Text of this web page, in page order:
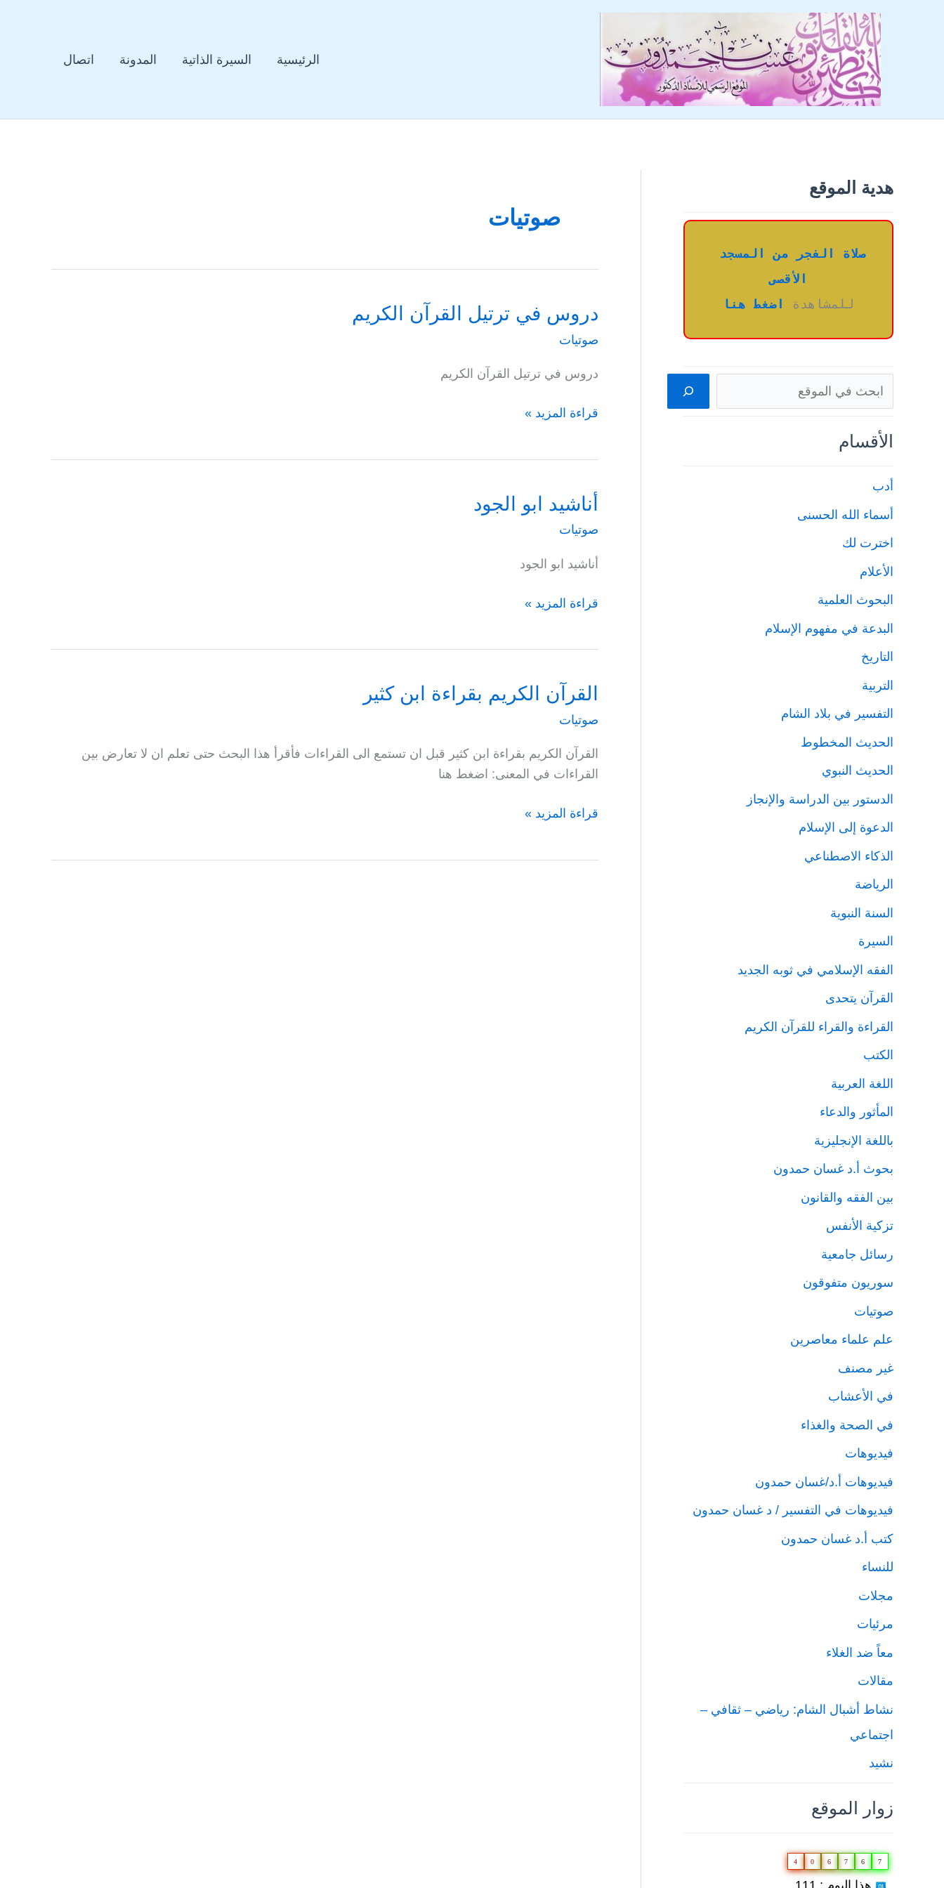
الرئيسية السيرة الذاتية المدونة اتصال
هدية الموقع
الأقصى
للمشاهدة
اضغط هنا
البحث
الأقسام
أدب
أسماء الله الحسنى
اخترت لك
الأعلام
البحوث العلمية
البدعة في مفهوم الإسلام
التاريخ
التربية
التفسير في بلاد الشام
الحديث المخطوط
الحديث النبوي
الدستور بين الدراسة والإنجاز
الدعوة إلى الإسلام
الذكاء الاصطناعي
الرياضة
السنة النبوية
السيرة
الفقه الإسلامي في ثوبه الجديد
القرآن يتحدى
القراءة والقراء للقرآن الكريم
الكتب
اللغة العربية
المأثور والدعاء
باللغة الإنجليزية
بحوث أ.د غسان حمدون
بين الفقه والقانون
تزكية الأنفس
رسائل جامعية
سوريون متفوقون
صوتيات
علم علماء معاصرين
غير مصنف
في الأعشاب
في الصحة والغذاء
فيديوهات
فيديوهات أ.د/غسان حمدون
فيديوهات في التفسير / د غسان حمدون
كتب أ.د غسان حمدون
للنساء
مجلات
مرئيات
معاً ضد الغلاء
مقالات
نشاط أشبال الشام: رياضي – ثقافي –
اجتماعي
نشيد
زوار الموقع
4 0 6 7 6 7
صوتيات
دروس في ترتيل القرآن الكريم
صوتيات
دروس في ترتيل القرآن الكريم
دروس
الكريم
قراءة المزيد »
أناشيد ابو الجود
صوتيات
أناشيد ابو الجود
أناشيد
قراءة المزيد »
القرآن الكريم بقراءة ابن كثير
صوتيات
القرآن الكريم بقراءة ابن كثير قبل ان تستمع الى القراءات فأقرأ هذا البحث حتى تعلم ان لا تعارض بين
القراءات في المعنى: اضغط هنا
القرآن
قراءة المزيد »